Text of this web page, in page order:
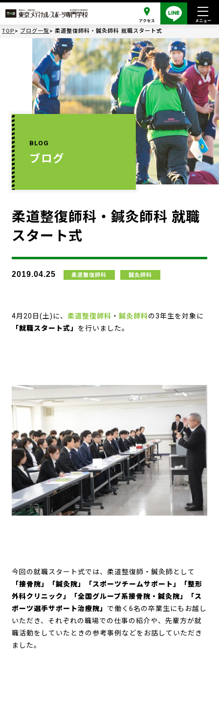
TOP ブログ一覧 柔道整復師科・鍼灸師科 就職スタート式
BLOG
ブログ
柔道整復師科・鍼灸師科 就職
スタート式
2019.04.25 柔道整復師科 鍼灸師科
4月20日(土)に、 柔道整復師科 ・ 鍼灸師科の3年生を対象に
「就職スタート式」 を行いました。
今回の就職スタート式では、柔道整復師・鍼灸師として
「接骨院」「鍼灸院」「スポーツチームサポート」「整形
外科クリニック」「全国グループ系接骨院・鍼灸院」「ス
ポーツ選手サポート治療院」 で働く6名の卒業生にもお越し
いただき、それぞれの職場での仕事の紹介や、先輩方が就
職活動をしていたときの参考事例などをお話していただき
ました。